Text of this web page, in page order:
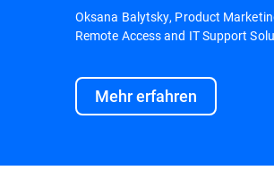
Oksana Balytsky, Product
Remote Access and IT Support
Mehr erfahren